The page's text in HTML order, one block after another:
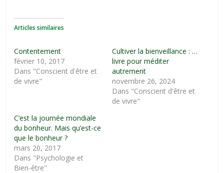
Articles similaires
Contentement
février 10, 2017
Dans "Conscient d'être et
de vivre"
Cultiver la bienveillance : un
livre pour méditer
autrement
novembre 26, 2024
Dans "Conscient d'être et
de vivre"
C’est la journée mondiale
du bonheur. Mais qu’est-ce
que le bonheur ?
mars 20, 2017
Dans "Psychologie et
Bien-être"